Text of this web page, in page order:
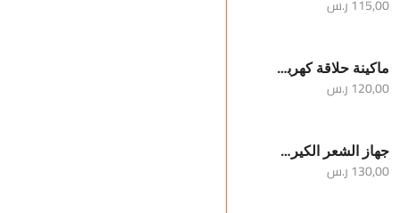
115,00ر.س
ماكينة حلاقة كهربائية محمولة للرجال
120,00ر.س
جهاز الشعر الكيرلي
130,00ر.س